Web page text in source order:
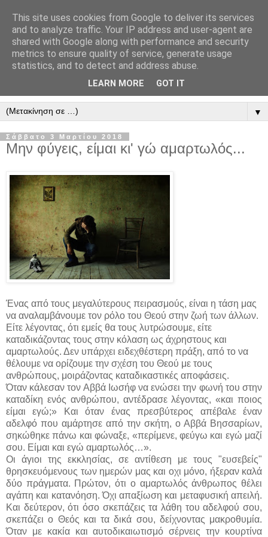
" Εξομολογεῖσθε τῶ Κυρίῳ
"
ὃτι ἀγαθός, ὃτι εἰς τόν αἰῶνα τό ἔλεος αὐτοῦ. Αλληλούϊα.
▼
Σάββατο 3 Μαρτίου 2018
Μην φύγεις, είμαι κι' γώ αμαρτωλός...
Ένας από τους μεγαλύτερους πειρασμούς, είναι η τάση μας
να αναλαμβάνουμε τον ρόλο του Θεού στην ζωή των άλλων.
Είτε λέγοντας, ότι εμείς θα τους λυτρώσουμε, είτε
καταδικάζοντας τους στην κόλαση ως άχρηστους και
αμαρτωλούς. Δεν υπάρχει ειδεχθέστερη πράξη, από το να
θέλουμε να ορίζουμε την σχέση του Θεού με τους
ανθρώπους, μοιράζοντας καταδικαστικές αποφάσεις.
Όταν κάλεσαν τον Αββά Ιωσήφ να ενώσει την φωνή του στην
καταδίκη ενός ανθρώπου, αντέδρασε λέγοντας, «και ποιος
είμαι εγώ;» Και όταν ένας πρεσβύτερος απέβαλε έναν
αδελφό που αμάρτησε από την σκήτη, ο Αββά Βησσαρίων,
σηκώθηκε πάνω και φώναξε, «περίμενε, φεύγω και εγώ μαζί
σου. Είμαι και εγώ αμαρτωλός…».
Οι άγιοι της εκκλησίας, σε αντίθεση με τους "ευσεβείς"
θρησκευόμενους των ημερών μας και οχι μόνο, ήξεραν καλά
δύο πράγματα. Πρώτον, ότι ο αμαρτωλός άνθρωπος θέλει
αγάπη και κατανόηση. Όχι απαξίωση και μεταφυσική απειλή.
Και δεύτερον, ότι όσο σκεπάζεις τα λάθη του αδελφού σου,
σκεπάζει ο Θεός και τα δικά σου, δείχνοντας μακροθυμία.
Όταν με κακία και αυτοδικαιωτισμό σέρνεις την κουρτίνα
This site uses cookies from Google to deliver its services
and to analyze traffic. Your IP address and user-agent are
shared with Google along with performance and security
metrics to ensure quality of service, generate usage
statistics, and to detect and address abuse.
LEARN MORE GOT IT